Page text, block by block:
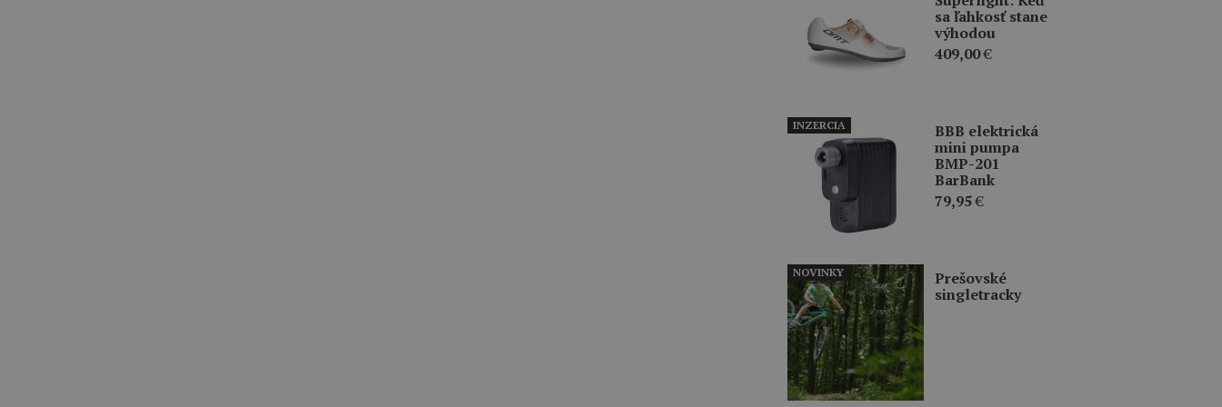
sa ľahkosť stane
výhodou
409,00€
BBB elektrická
mini pumpa
BMP-201
BarBank
79,95€
INZERCIA
Prešovské
singletracky
NOVINKY